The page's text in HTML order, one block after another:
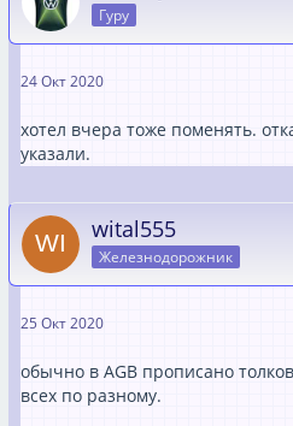
Гуру
24 Окт 2020
хотел вчера тоже поменять.
указали.
wital555
Железнодорожник
25 Окт 2020
обычно в AGB прописано
всех по разному.